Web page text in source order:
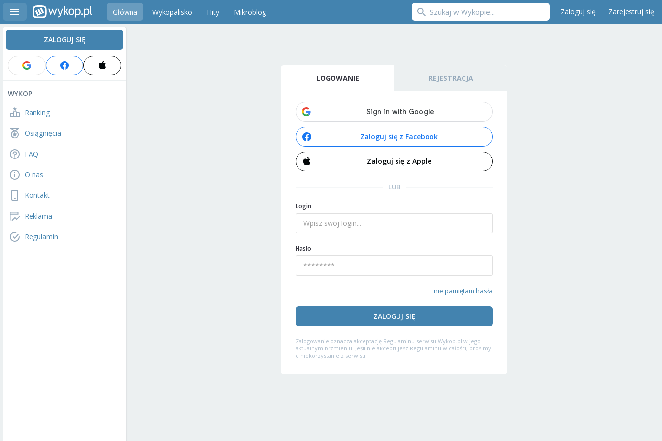
Główna Wykopalisko Hity Mikroblog Zaloguj się Zarejestruj się
ZALOGUJ SIĘ
WYKOP
Ranking
Osiągnięcia
FAQ
O nas
Kontakt
Reklama
Regulamin
LOGOWANIE REJESTRACJA
Zaloguj się z Facebook
Zaloguj się z Apple
LUB
Login
Hasło
nie pamiętam hasła
ZALOGUJ SIĘ
Zalogowanie oznacza akceptację Regulaminu serwisu Wykop.pl w jego
aktualnym brzmieniu. Jeśli nie akceptujesz Regulaminu w całości, prosimy
o niekorzystanie z serwisu.